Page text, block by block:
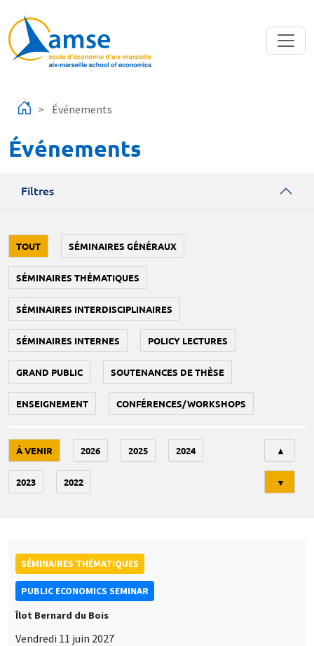
Événements
Événements
Filtres
TOUT SÉMINAIRES GÉNÉRAUX
SÉMINAIRES THÉMATIQUES
SÉMINAIRES INTERDISCIPLINAIRES
SÉMINAIRES INTERNES POLICY LECTURES
GRAND PUBLIC SOUTENANCES DE THÈSE
ENSEIGNEMENT CONFÉRENCES/WORKSHOPS
À VENIR 2026 2025 2024
2023 2022
▲
▼
SÉMINAIRES THÉMATIQUES
PUBLIC ECONOMICS SEMINAR
Îlot Bernard du Bois
Vendredi 11 juin 2027